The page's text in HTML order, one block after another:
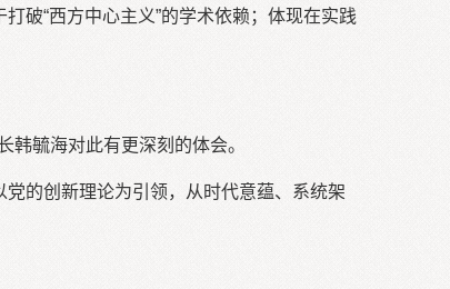
破“西方中心主义”的学术依赖；体现在实践
毓海对此有更深刻的体会。
的创新理论为引领，从时代意蕴、系统架